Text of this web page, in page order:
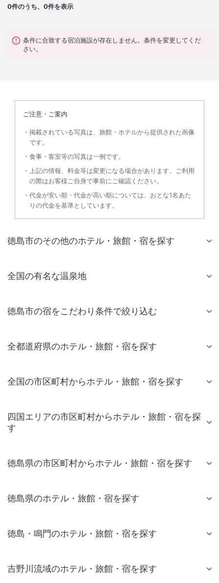
0件のうち、0件を表示
条件に合致する宿泊施設が存在しません。条件を変更してくだ
さい。
ご注意・ご案内
掲載されている写真は、旅館・ホテルから提供された画像
です。
食事・客室等の写真は一例です。
上記の情報、料金等は変更になる場合があります。ご利用
の際はお客様ご自身で事前にご確認ください。
代金が安い順・代金が高い順については、おとな1名あた
りの代金を基準としています。
徳島市のその他のホテル・旅館・宿を探す
全国の有名な温泉地
徳島市の宿をこだわり条件で絞り込む
全都道府県のホテル・旅館・宿を探す
全国の市区町村からホテル・旅館・宿を探す
四国エリアの市区町村からホテル・旅館・宿を探
す
徳島県の市区町村からホテル・旅館・宿を探す
徳島県のホテル・旅館・宿を探す
徳島・鳴門のホテル・旅館・宿を探す
吉野川流域のホテル・旅館・宿を探す